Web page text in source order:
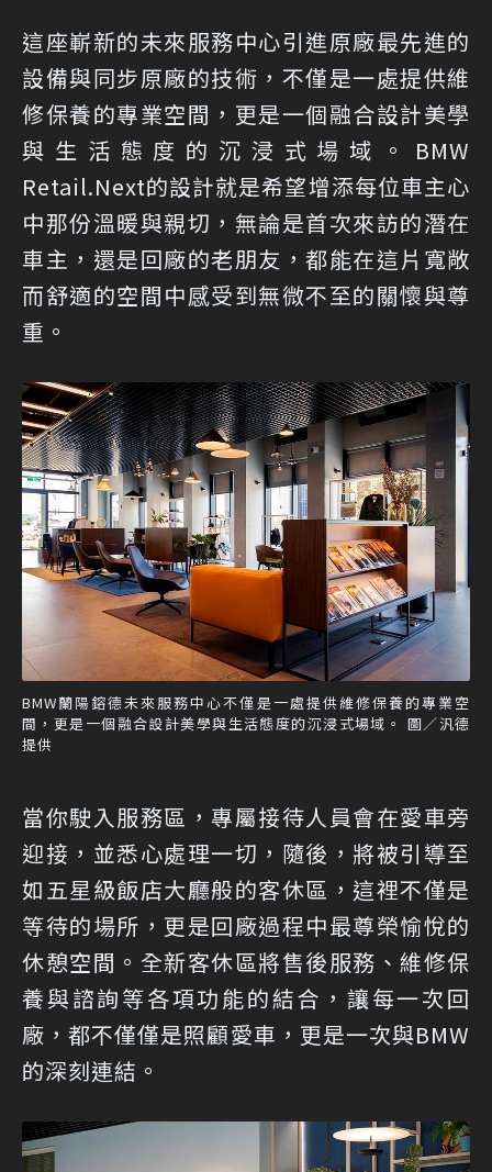
這座嶄新的未來服務中心引進原廠最先進的
設備與同步原廠的技術，不僅是一處提供維
修保養的專業空間，更是一個融合設計美學
與生活態度的沉浸式場域。BMW
Retail.Next的設計就是希望增添每位車主心
中那份溫暖與親切，無論是首次來訪的潛在
車主，還是回廠的老朋友，都能在這片寬敞
而舒適的空間中感受到無微不至的關懷與尊
重。
BMW蘭陽鎔德未來服務中心不僅是一處提供維修保養的專業空
間，更是一個融合設計美學與生活態度的沉浸式場域。 圖／汎德
提供
當你駛入服務區，專屬接待人員會在愛車旁
迎接，並悉心處理一切，隨後，將被引導至
如五星級飯店大廳般的客休區，這裡不僅是
等待的場所，更是回廠過程中最尊榮愉悅的
休憩空間。全新客休區將售後服務、維修保
養與諮詢等各項功能的結合，讓每一次回
廠，都不僅僅是照顧愛車，更是一次與BMW
的深刻連結。